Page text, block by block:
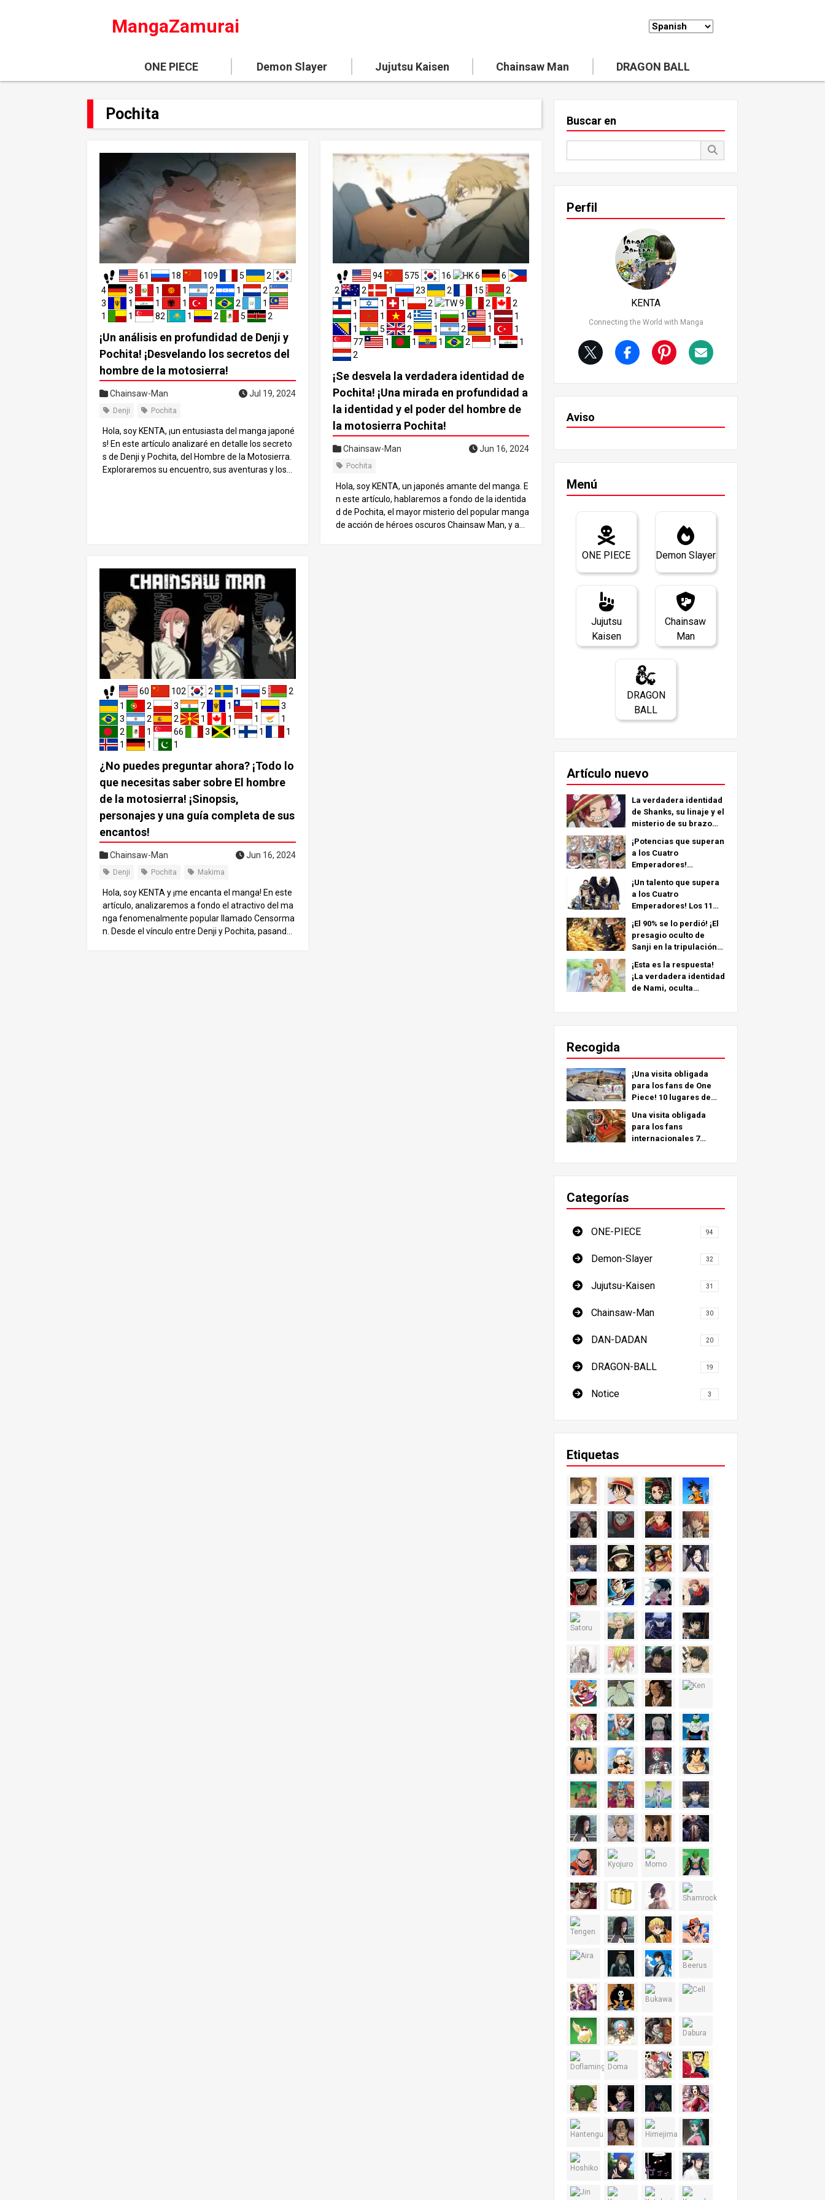
MangaZamurai
ONE PIECE Demon Slayer Jujutsu Kaisen Chainsaw Man DRAGON BALL
Pochita
61 18 109 5
2
4
3 1 1 2 1
2
3
1 1 1 1 2
1
1
1 82 1 2 5 2
¡Un análisis en profundidad de Denji y
Pochita! ¡Desvelando los secretos del
hombre de la motosierra!
Chainsaw-Man Jul 19, 2024
Denji Pochita
Hola, soy KENTA, ¡un entusiasta del manga japoné
s! En este artículo analizaré en detalle los secreto
s de Denji y Pochita, del Hombre de la Motosierra.
Exploraremos su encuentro, sus aventuras y los
eos de él paseando por la ciudad serían tendencia
bajo “#PochitaChallenge”. Las cafeterías podrían i
ncluso introducir un “Chainsaw Latte” inspirado en
Pochita. Pero basta de soñar despiertos, entremo
s en el tema principal. La infancia de Denji En prim
er lugar, hablemos de Denji. Empezaremos por su
infancia, antes de que se convirtiera en el Hombre
de la Motosierra y en un cazador de demonios. De
nji perdió a su padre por suicidio a una edad tempr
ana, lo que le dejó una enorme deuda. Para saldar
esta deuda, recurrió a la venta de sus órganos, co
mo un riñón y un ojo. Además, ganaba dinero trab
ajando con Pochita para cazar demonios. Este fu
e el comienzo de su carrera como cazador de de
monios.
94 575 16 6
6
2
2 1 23 2 15
2
1
1 1 2 9 2
2
1
1 4 1 1 1
1
1
5 2 1 2 1
1
77
1 1 1 2 1
1
2
¡Se desvela la verdadera identidad de
Pochita! ¡Una mirada en profundidad a
la identidad y el poder del hombre de
la motosierra Pochita!
Chainsaw-Man Jun 16, 2024
Pochita
Hola, soy KENTA, un japonés amante del manga. E
n este artículo, hablaremos a fondo de la identida
d de Pochita, el mayor misterio del popular manga
de acción de héroes oscuros Chainsaw Man, y ana
60 102 2 1 5
2
1
2 3 7 1 1
3
3
2 2 1 1 1
1
2
1 66 3 1 1
1
1
1 1
¿No puedes preguntar ahora? ¡Todo lo
que necesitas saber sobre El hombre
de la motosierra! ¡Sinopsis,
personajes y una guía completa de sus
encantos!
Chainsaw-Man Jun 16, 2024
Denji Pochita Makima
Hola, soy KENTA y ¡me encanta el manga! En este
artículo, analizaremos a fondo el atractivo del ma
nga fenomenalmente popular llamado Censorma
n. Desde el vínculo entre Denji y Pochita, pasando
Buscar en
Perfil
KENTA
Connecting the World with Manga
Aviso
Menú
ONE PIECE Demon Slayer
Jujutsu
Kaisen
Chainsaw
Man
DRAGON
BALL
Artículo nuevo
La verdadera identidad
de Shanks, su linaje y el
misterio de su brazo
en profundidad del
último capítulo!
¡Potencias que superan
a los Cuatro
Emperadores!
Clasificaciones más
fuertes TOP 11 (Del 5º al
1º)
¡Un talento que supera
a los Cuatro
Emperadores! Los 11
de la tripulación pirata
nº 2 (del 11º al 6º
puesto)
¡El 90% se lo perdió! ¡El
presagio oculto de
Sanji en la tripulación
¡Esta es la respuesta!
¡La verdadera identidad
de Nami, oculta
Recogida
¡Una visita obligada
para los fans de One
Piece! 10 lugares de
inspirados en lugares
reales de todo el
mundo.
Una visita obligada
para los fans
internacionales 7
Imprescindibles de
Categorías
ONE-PIECE 94
Demon-Slayer 32
Jujutsu-Kaisen 31
Chainsaw-Man 30
DAN-DADAN 20
DRAGON-BALL 19
Notice 3
Etiquetas